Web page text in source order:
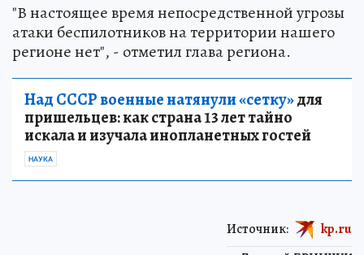
"В настоящее время непосредственной угрозы
атаки беспилотников на территории нашего
регионе нет", - отметил глава региона.
Над СССР военные натянули «сетку»для
пришельцев: как страна 13 лет тайно
искала и изучала инопланетных гостей
НАУКА
Источник: kp.ru